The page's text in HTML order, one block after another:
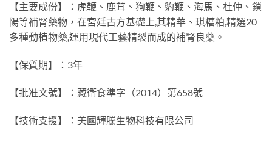
【主要成份】：虎鞭、鹿茸、狗鞭、豹鞭、海馬、杜仲、鎖
陽等補腎藥物，在宮廷古方基礎上,其精華、琪糟粕,精選20
多種動植物藥,運用現代工藝精裂而成的補腎良藥。
【保質期】：3年
【批准文號】：藏衛食準字（2014）第658號
【技術支援】：美國輝騰生物科技有限公司